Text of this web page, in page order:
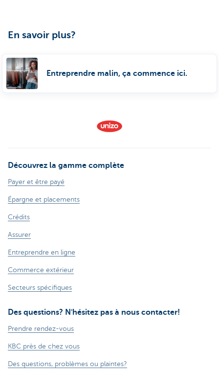
En savoir plus?
Entreprendre malin, ça commence ici.
Découvrez la gamme complète
Payer et être payé
Épargne et placements
Crédits
Assurer
Entreprendre en ligne
Commerce extérieur
Secteurs spécifiques
Des questions? N'hésitez pas à nous contacter!
Prendre rendez-vous
KBC près de chez vous
Des questions, problèmes ou plaintes?